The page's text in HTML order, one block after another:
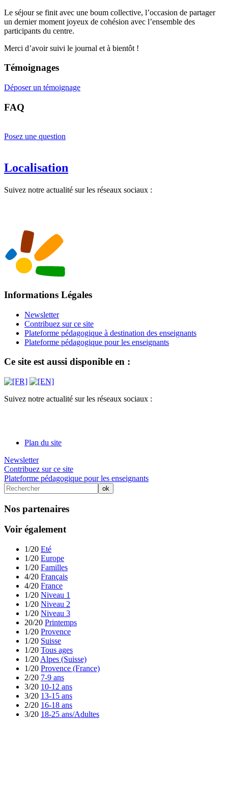
Le séjour se finit avec une boum collective, l’occasion de partager
un dernier moment joyeux de cohésion avec l’ensemble des
participants du centre.
Merci d’avoir suivi le journal et à bientôt !
Témoignages
Déposer un témoignage
FAQ
Posez une question
Localisation
Suivez notre actualité sur les réseaux sociaux :
Informations Légales
Newsletter
Contribuez sur ce site
Plateforme pédagogique à destination des enseignants
Plateforme pédagogique pour les enseignants
Ce site est aussi disponible en :
Suivez notre actualité sur les réseaux sociaux :
Plan du site
Newsletter
Contribuez sur ce site
Plateforme pédagogique pour les enseignants
Nos partenaires
Voir également
1/20 Eté
1/20 Europe
1/20 Familles
4/20 Français
4/20 France
1/20 Niveau 1
1/20 Niveau 2
1/20 Niveau 3
20/20 Printemps
1/20 Provence
1/20 Suisse
1/20 Tous ages
1/20 Alpes (Suisse)
1/20 Provence (France)
2/20 7-9 ans
3/20 10-12 ans
3/20 13-15 ans
2/20 16-18 ans
3/20 18-25 ans/Adultes